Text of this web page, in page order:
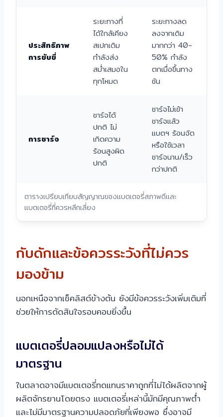
ตารางเปรียบเทียบสัญญาณของแบตเตอรี่สภาพดีและ
แบตเตอรี่ที่ควรหลีกเลี่ยง
ประสิทธิภาพ
การขับขี่
ระยะทางที่
ได้ใกล้เคียง
สเปกเดิม
กำลังส่ง
สม่ำเสมอใน
ทุกโหมด
ระยะทางลด
ลงจากเดิม
มากกว่า 40-
50% กำลัง
ตกเมื่อขึ้นทาง
ชัน
การชาร์จ
ชาร์จได้
ปกติ ไม่
เกิดความ
ร้อนสูงผิด
ปกติ
ชาร์จไม่เข้า
ชาร์จแล้ว
แบตฯ ร้อนจัด
หรือใช้เวลา
ชาร์จนาน/เร็ว
กว่าปกติ
กับดักและข้อควรระวังที่ไม่ควร
มองข้าม
นอกเหนือจากเช็คลิสต์ข้างต้น ยังมีข้อควรระวังเพิ่มเติมที่
ช่วยให้การตัดสินใจรอบคอบยิ่งขึ้น
แบตเตอรี่ปลอมแปลงหรือไม่ได้
มาตรฐาน
ในตลาดอาจมีแบตเตอรี่ทดแทนราคาถูกที่ไม่ได้ผลิตจากผู้
ผลิตจักรยานโดยตรง แบตเตอรี่เหล่านี้มักมีคุณภาพต่ำ
และไม่มีมาตรฐานความปลอดภัยที่เพียงพอ ซึ่งอาจมี